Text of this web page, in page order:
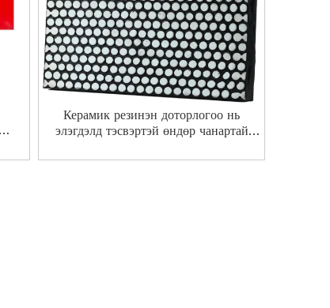
Керамик резинэн доторлогоо нь
элэгдэлд тэсвэртэй өндөр чанартай